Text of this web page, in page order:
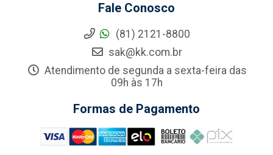
Fale Conosco
(81) 2121-8800
sak@kk.com.br
Atendimento de segunda a sexta-feira das
09h às 17h
Formas de Pagamento